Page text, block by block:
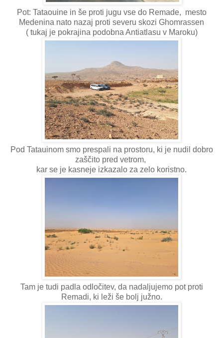
Pot: Tataouine in še proti jugu vse do Remade, mesto
Medenina nato nazaj proti severu skozi Ghomrassen
( tukaj je pokrajina podobna Antiatlasu v Maroku)
Pod Tatauinom smo prespali na prostoru, ki je nudil dobro
zaščito pred vetrom,
kar se je kasneje izkazalo za zelo koristno.
Tam je tudi padla odločitev, da nadaljujemo pot proti
Remadi, ki leži še bolj južno.